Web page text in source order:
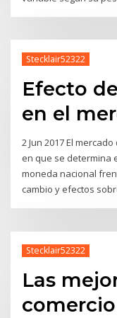
Stecklair52322
Efecto
en el
2 Jun 2017 El
en que se determina
moneda nacional
cambio y efectos
Stecklair52322
Las